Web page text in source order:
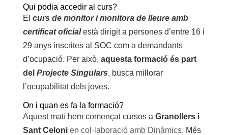
Qui podia accedir al curs?
El curs de monitor i monitora de lleure amb
certificat oficial està dirigit a persones d’entre 16 i
29 anys inscrites al SOC com a demandants
d’ocupació. Per això, aquesta formació és part
del Projecte Singulars, busca millorar
l’ocupabilitat dels joves.
On i quan es fa la formació?
Aquest matí hem començat cursos a Granollers i
Sant Celoni en col·laboració amb Dinàmics. Més